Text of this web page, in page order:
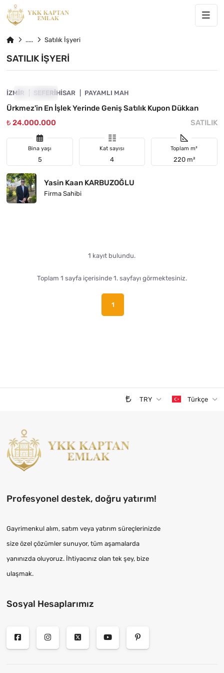
Satılık İşyeri
SATILIK İŞYERI
ÖNE ÇIKAN
İZMIR SEFERIHISAR PAYAMLI MAH
Ürkmez'in En İşlek Yerinde Geniş Satılık Kupon Dükkan
₺ 24.000.000
SATILIK
Bina yaşı
5
Kat sayısı
4
Toplam m²
220 m²
Yasin Kaan KARBUZOĞLU
Firma Sahibi
1 kayıt bulundu.
Toplam 1 sayfa içerisinde 1. sayfayı görmektesiniz.
1
TRY Türkçe
Profesyonel destek, doğru yatırım!
Gayrimenkul alım, satım veya yatırım süreçlerinizde
size özel çözümler sunuyor, tüm aşamalarda
yanınızda oluyoruz. İhtiyacınız olan tek şey, bize
ulaşmak.
Sosyal Hesaplarımız